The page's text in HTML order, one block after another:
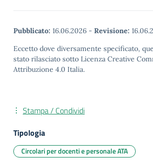
Pubblicato: 16.06.2026 - Revisione:
Eccetto dove diversamente specificato,
stato rilasciato sotto Licenza Creative
Attribuzione 4.0 Italia.
Stampa / Condividi
Tipologia
Circolari per docenti e personale ATA